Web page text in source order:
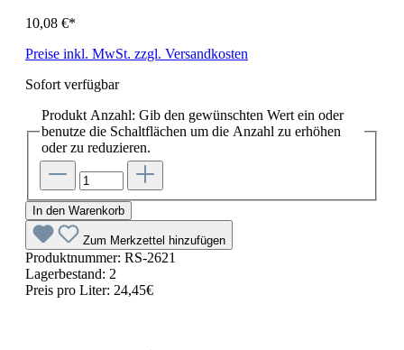
10,08 €*
Preise inkl. MwSt. zzgl. Versandkosten
Sofort verfügbar
Produkt Anzahl: Gib den gewünschten Wert ein oder
benutze die Schaltflächen um die Anzahl zu erhöhen
oder zu reduzieren.
In den Warenkorb
Zum Merkzettel hinzufügen
Produktnummer: RS-2621
Lagerbestand: 2
Preis pro Liter: 24,45€